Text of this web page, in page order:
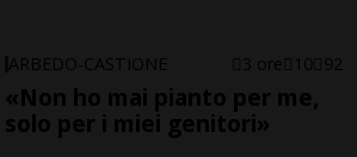
ARBEDO-CASTIONE 3 ore 10 92
«Non ho mai pianto per me,
solo per i miei genitori»